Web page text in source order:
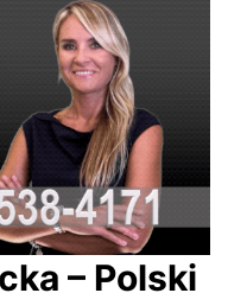
– Polski